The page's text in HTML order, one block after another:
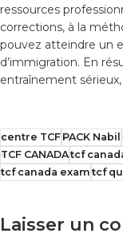
ressources
corrections, à la
pouvez atteindre un
d’immigration. En
entraînement
centre TCFPACK Nabil
TCF CANADAtcf
tcf canada exam tcf
Laisser un